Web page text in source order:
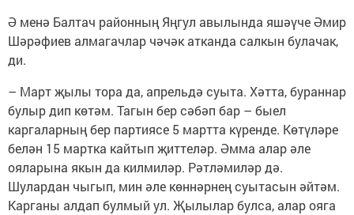
Ә менә Балтач районның Яңгул авылында яшәүче Әмир
Шәрәфиев алмагачлар чәчәк атканда салкын булачак,
ди.
– Март җылы тора да, апрельдә суыта. Хәтта, бураннар
булыр дип көтәм. Тагын бер сәбәп бар – быел
каргаларның бер партиясе 5 мартта күренде. Көтүләре
белән 15 мартка кайтып җиттеләр. Әмма алар әле
ояларына якын да килмиләр. Рәтләмиләр дә.
Шулардан чыгып, мин әле көннәрнең суытасын әйтәм.
Карганы алдап булмый ул. Җылылар булса, алар ояга